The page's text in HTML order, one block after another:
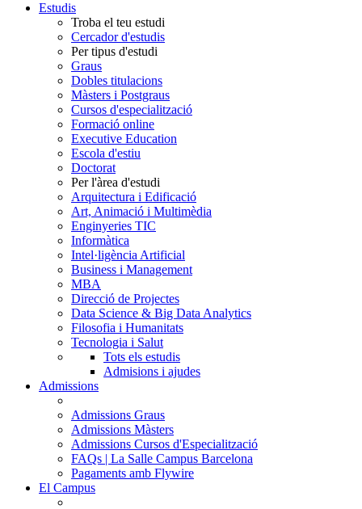
Estudis
Troba el teu estudi
Cercador d'estudis
Per tipus d'estudi
Graus
Dobles titulacions
Màsters i Postgraus
Cursos d'especialització
Formació online
Executive Education
Escola d'estiu
Doctorat
Per l'àrea d'estudi
Arquitectura i Edificació
Art, Animació i Multimèdia
Enginyeries TIC
Informàtica
Intel·ligència Artificial
Business i Management
MBA
Direcció de Projectes
Data Science & Big Data Analytics
Filosofia i Humanitats
Tecnologia i Salut
Tots els estudis
Admisions i ajudes
Admissions
Admissions Graus
Admissions Màsters
Admissions Cursos d'Especialització
FAQs | La Salle Campus Barcelona
Pagaments amb Flywire
El Campus